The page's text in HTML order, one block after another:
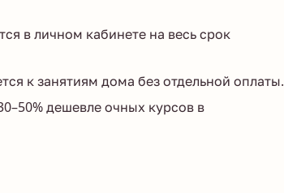
в личном кабинете на весь срок
к занятиям дома без отдельной оплаты.
дешевле очных курсов в